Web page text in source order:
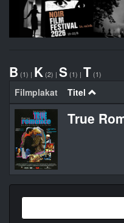
B (1) | K (2) | S (1) | T (1)
Filmplakat Titel
True